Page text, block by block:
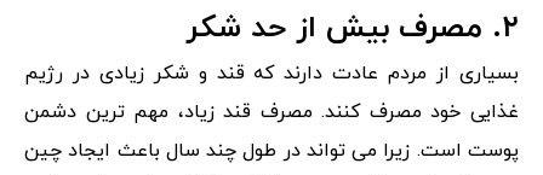
۲. مصرف بیش از حد شکر
بسیاری از مردم عادت دارند که قند و شکر زیادی در رژیم
غذایی خود مصرف کنند. مصرف قند زیاد، مهم ترین دشمن
پوست است. زیرا می تواند در طول چند سال باعث ایجاد چین